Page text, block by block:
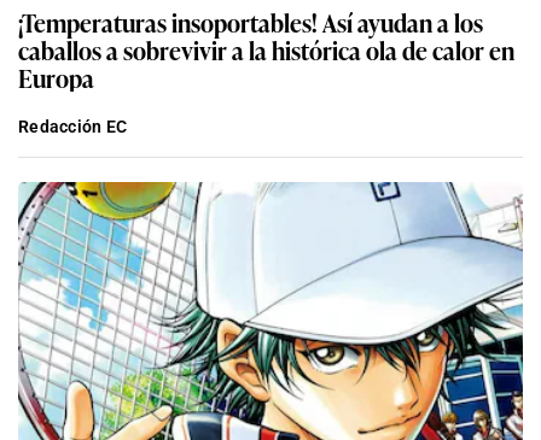
¡Temperaturas insoportables! Así ayudan a los
caballos a sobrevivir a la histórica ola de calor en
Europa
Redacción EC